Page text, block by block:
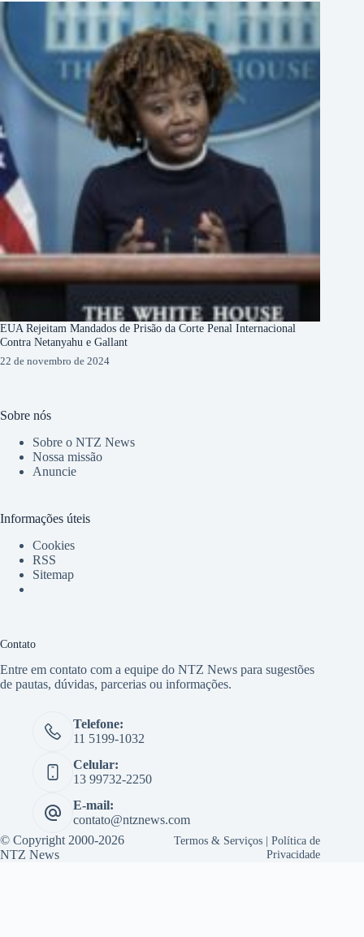
EUA Rejeitam Mandados de Prisão da Corte Penal Internacional
Contra Netanyahu e Gallant
22 de novembro de 2024
Sobre nós
Sobre o NTZ News
Nossa missão
Anuncie
Informações úteis
Cookies
RSS
Sitemap
Contato
Entre em contato com a equipe do NTZ News para sugestões
de pautas, dúvidas, parcerias ou informações.
Telefone:
11 5199-1032
Celular:
13 99732-2250
E-mail:
contato@ntznews.com
© Copyright 2000-2026
NTZ News
Termos & Serviços |Política de
Privacidade